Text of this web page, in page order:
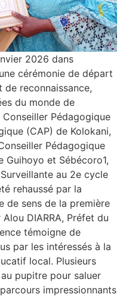
2026 dans
cérémonie de départ
de reconnaissance,
du monde de
Conseiller Pédagogique
(CAP) de Kolokani,
Pédagogique
Guihoyo et Sébécoro1,
au 2e cycle
rehaussé par la
de sens de la première
DIARRA, Préfet du
témoigne de
par les intéressés à la
local. ‎Plusieurs
pupitre pour saluer
impressionnants